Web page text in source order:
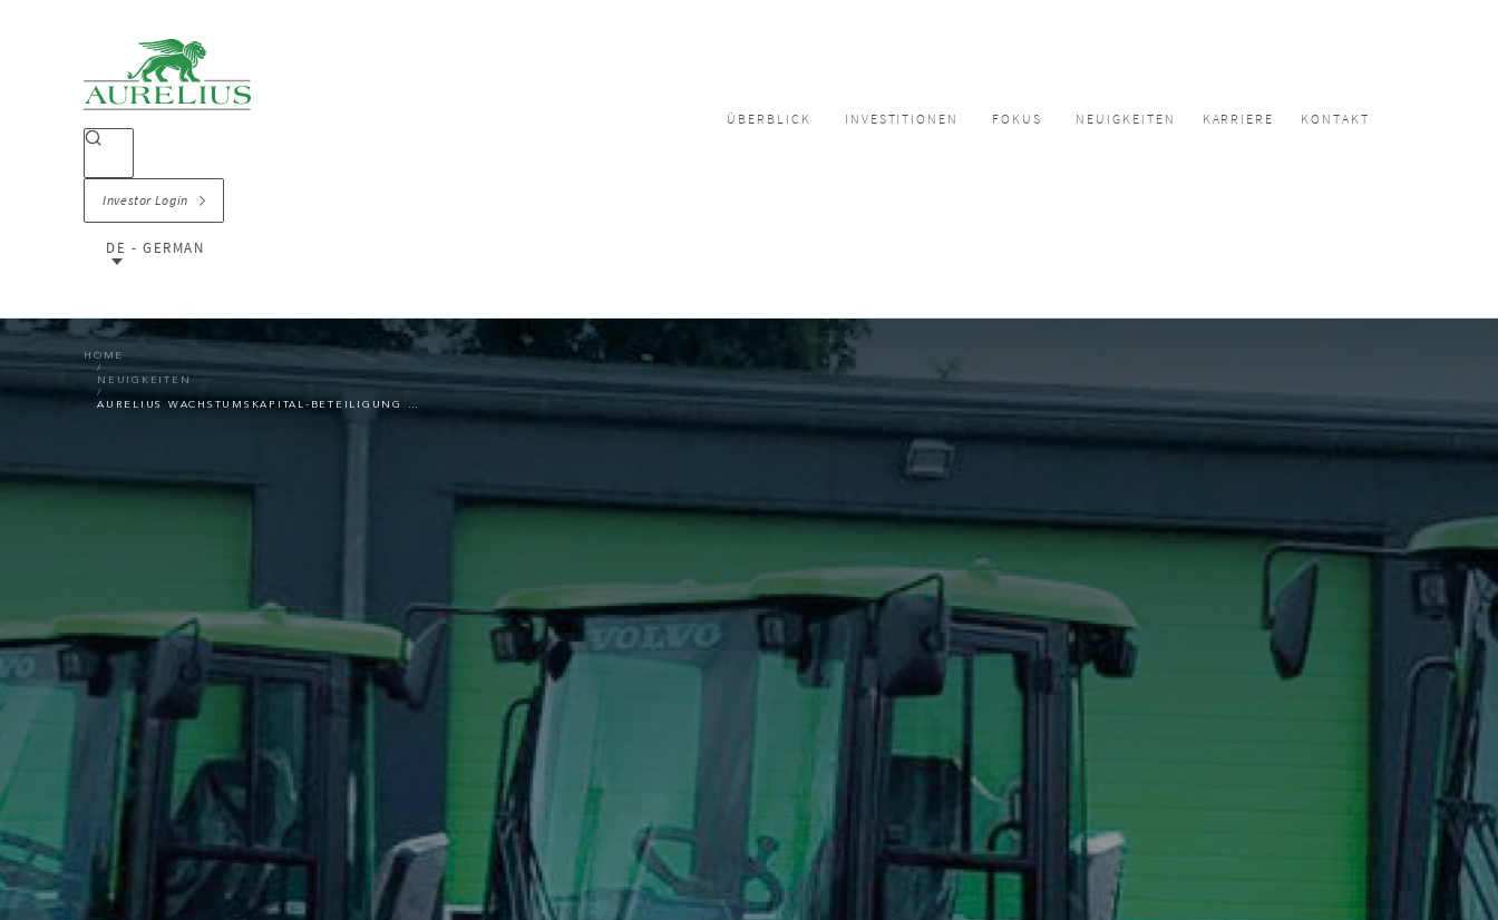
ÜBERBLICK INVESTITIONEN FOKUS NEUIGKEITEN KARRIERE KONTAKT
Investor Login
DE - GERMAN
HOME
NEUIGKEITEN
AURELIUS WACHSTUMSKAPITAL-BETEILIGUNG RINGBECK ERWIRBT RÜDIGER BRANDENBURG